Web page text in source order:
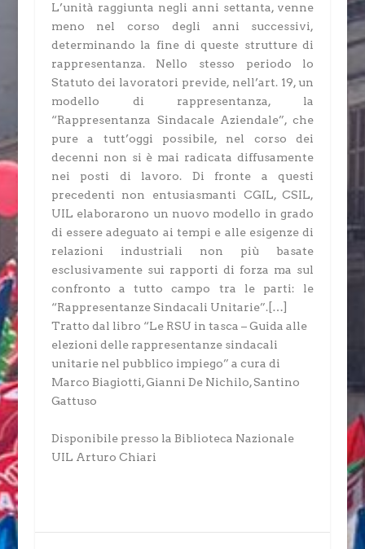
L’unità raggiunta negli anni settanta, venne
meno nel corso degli anni successivi,
determinando la fine di queste strutture di
rappresentanza. Nello stesso periodo lo
Statuto dei lavoratori previde, nell’art. 19, un
modello di rappresentanza, la
“Rappresentanza Sindacale Aziendale”, che
pure a tutt’oggi possibile, nel corso dei
decenni non si è mai radicata diffusamente
nei posti di lavoro. Di fronte a questi
precedenti non entusiasmanti CGIL, CSIL,
UIL elaborarono un nuovo modello in grado
di essere adeguato ai tempi e alle esigenze di
relazioni industriali non più basate
esclusivamente sui rapporti di forza ma sul
confronto a tutto campo tra le parti: le
“Rappresentanze Sindacali Unitarie”.[…]
Tratto dal libro “Le RSU in tasca – Guida alle
elezioni delle rappresentanze sindacali
unitarie nel pubblico impiego” a cura di
Marco Biagiotti, Gianni De Nichilo, Santino
Gattuso
Disponibile presso la Biblioteca Nazionale
UIL Arturo Chiari